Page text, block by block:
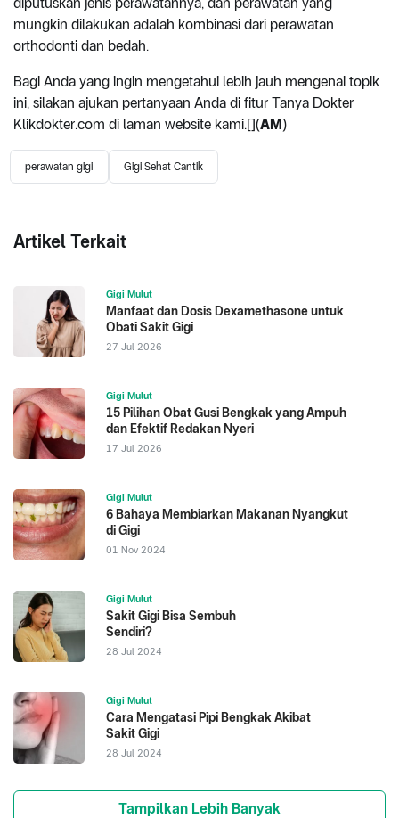
mungkin dilakukan adalah kombinasi dari perawatan
orthodonti dan bedah.
Bagi Anda yang ingin mengetahui lebih jauh mengenai topik
ini, silakan ajukan pertanyaan Anda di fitur Tanya Dokter
Klikdokter.com di laman website kami.[](AM)
perawatan gigi Gigi Sehat Cantik
Artikel Terkait
Gigi Mulut
Manfaat dan Dosis Dexamethasone untuk
Obati Sakit Gigi
27 Jul 2026
Gigi Mulut
15 Pilihan Obat Gusi Bengkak yang Ampuh
dan Efektif Redakan Nyeri
17 Jul 2026
Gigi Mulut
6 Bahaya Membiarkan Makanan Nyangkut
di Gigi
01 Nov 2024
Gigi Mulut
Sakit Gigi Bisa Sembuh
Sendiri?
28 Jul 2024
Gigi Mulut
Cara Mengatasi Pipi Bengkak Akibat
Sakit Gigi
28 Jul 2024
Tampilkan Lebih Banyak